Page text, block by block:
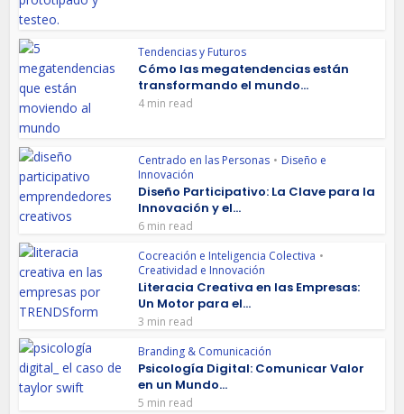
Tendencias y Futuros
Cómo las megatendencias están
transformando el mundo...
4 min read
Centrado en las Personas • Diseño e
Innovación
Diseño Participativo: La Clave para la
Innovación y el...
6 min read
Cocreación e Inteligencia Colectiva •
Creatividad e Innovación
Literacia Creativa en las Empresas:
Un Motor para el...
3 min read
Branding & Comunicación
Psicología Digital: Comunicar Valor
en un Mundo...
5 min read